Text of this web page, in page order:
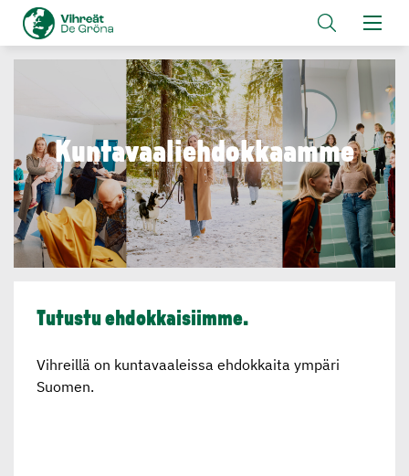
Kuntavaa­lieh­dok­kaamme
Tutustu ehdokkai­siimme.
Vihreillä on kuntavaaleissa ehdokkaita ympäri
Suomen.